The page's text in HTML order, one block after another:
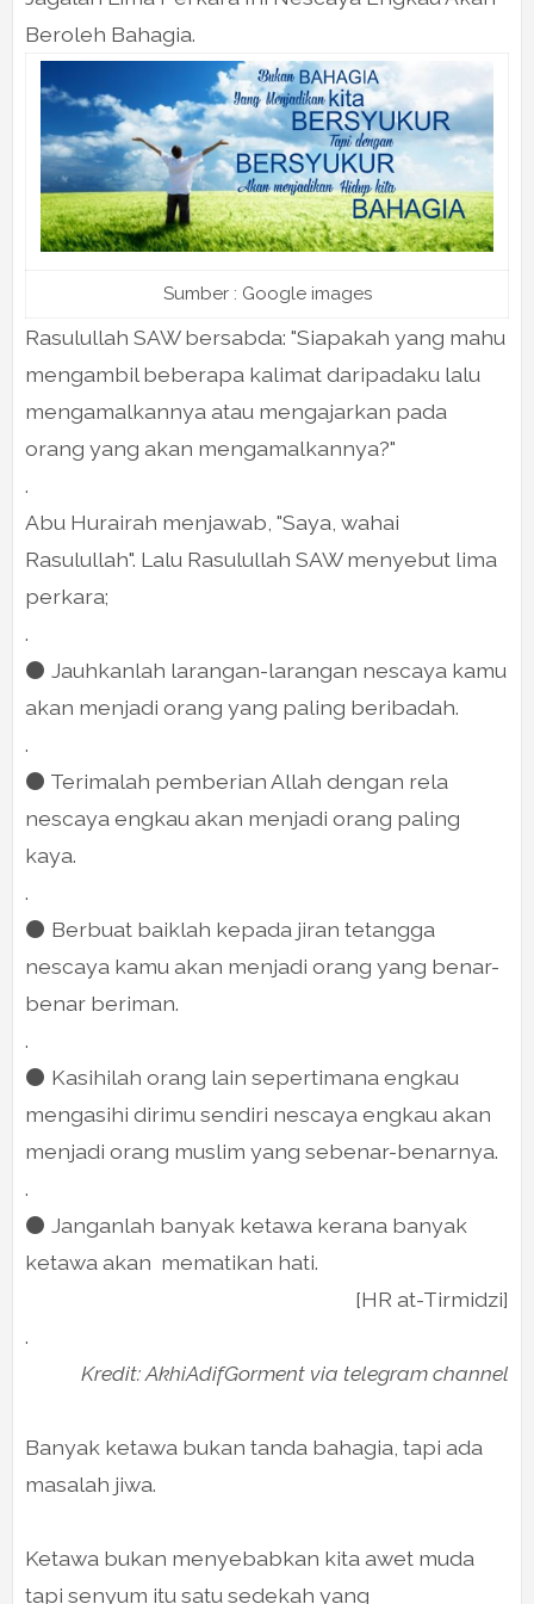
Beroleh Bahagia.
Sumber : Google images
Rasulullah SAW bersabda: "Siapakah yang mahu
mengambil beberapa kalimat daripadaku lalu
mengamalkannya atau mengajarkan pada
orang yang akan mengamalkannya?"
.
Abu Hurairah menjawab, "Saya, wahai
Rasulullah". Lalu Rasulullah SAW menyebut lima
perkara;
.
⚫ Jauhkanlah larangan-larangan nescaya kamu
akan menjadi orang yang paling beribadah.
.
⚫ Terimalah pemberian Allah dengan rela
nescaya engkau akan menjadi orang paling
kaya.
.
⚫ Berbuat baiklah kepada jiran tetangga
nescaya kamu akan menjadi orang yang benar-
benar beriman.
.
⚫ Kasihilah orang lain sepertimana engkau
mengasihi dirimu sendiri nescaya engkau akan
menjadi orang muslim yang sebenar-benarnya.
.
⚫ Janganlah banyak ketawa kerana banyak
ketawa akan mematikan hati.
[HR at-Tirmidzi]
.
Kredit: AkhiAdifGorment via telegram channel
Banyak ketawa bukan tanda bahagia, tapi ada
masalah jiwa.
Ketawa bukan menyebabkan kita awet muda
tapi senyum itu satu sedekah yang